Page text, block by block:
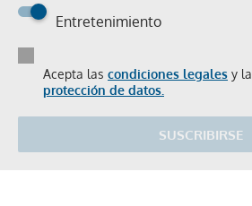
Entretenimiento
Acepta las condiciones legales y la
protección de datos.
SUSCRIBIRSE